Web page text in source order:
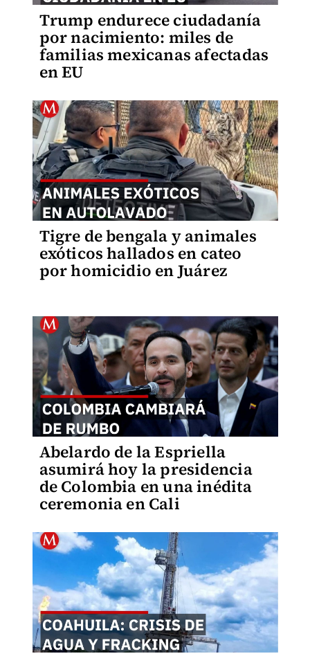
Trump endurece ciudadanía
por nacimiento: miles de
familias mexicanas afectadas
en EU
Tigre de bengala y animales
exóticos hallados en cateo
por homicidio en Juárez
Abelardo de la Espriella
asumirá hoy la presidencia
de Colombia en una inédita
ceremonia en Cali